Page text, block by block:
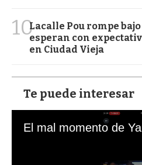
10Lacalle Pou rompe
esperan con
en Ciudad Vieja
Te puede interesar